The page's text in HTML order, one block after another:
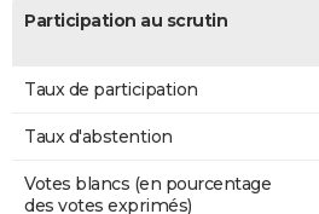
Participation au scrutin
Taux de participation
Taux d'abstention
Votes blancs (en pourcentage
des votes exprimés)